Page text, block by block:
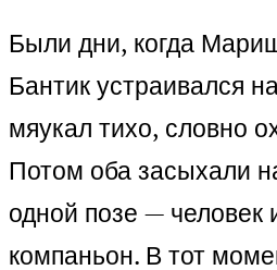
Были дни, когда
Бантик устраивался
мяукал тихо, словно
Потом оба засыхали
одной позе — человек
компаньон. В тот